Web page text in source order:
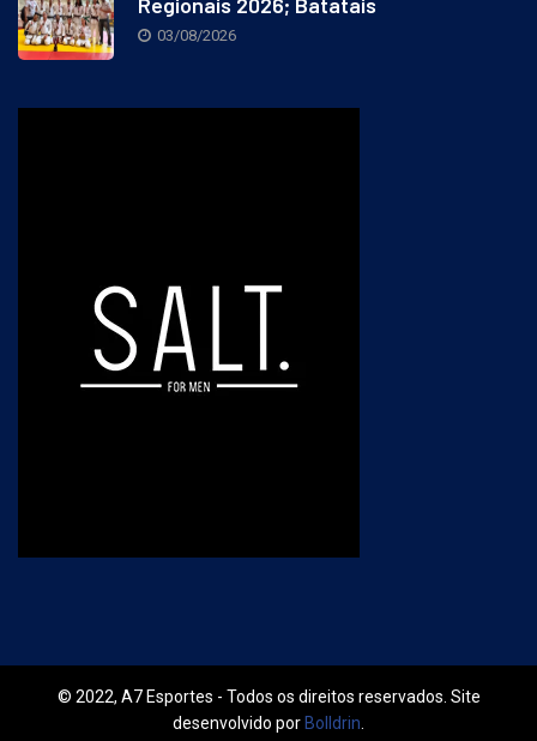
Regionais 2026; Batatais
03/08/2026
© 2022, A7 Esportes - Todos os direitos reservados. Site
desenvolvido por Bolldrin.